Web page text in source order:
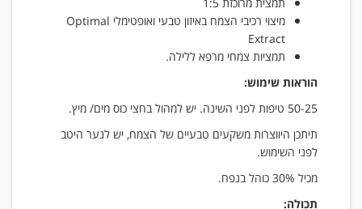
מיצוי רכיבי הצמח באיזון טבעי ואופטימלי Optimal
Extract
תמציות צמחי מרפא ללילה.
הוראות שימוש:
50-25 טיפות לפני השינה. יש למהול בחצי כוס מים/ מיץ.
תיתכן היווצרות משקעים טבעיים של הצמח, יש לנער היטב
לפני השימוש.
מכיל 30% כוהל בנפח.
תכולה: